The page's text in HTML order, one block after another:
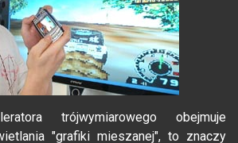
trójwymiarowego obejmuje
"grafiki mieszanej", to znaczy